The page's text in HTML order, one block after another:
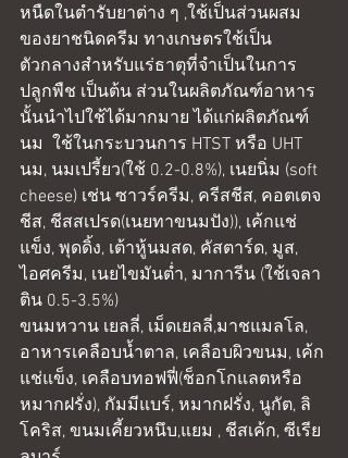
หนืดในตำรับยาต่าง ๆ ,ใช้เป็นส่วนผสม
ของยาชนิดครีม ทางเกษตรใช้เป็น
ตัวกลางสำหรับแร่ธาตุที่จำเป็นในการ
ปลูกพืช เป็นต้น ส่วนในผลิตภัณฑ์อาหาร
นั้นนำไปใช้ได้มากมาย ได้แก่ผลิตภัณฑ์
นม  ใช้ในกระบวนการ HTST หรือ UHT
นม, นมเปรี้ยว(ใช้ 0.2-0.8%), เนยนิ่ม (soft
cheese) เช่น ซาวร์ครีม, ครีสชีส, คอตเตจ
ชีส, ชีสสเปรด(เนยทาขนมปัง)), เค้กแช่
แข็ง, พุดดิ้ง, เต้าหู้นมสด, คัสตาร์ด, มูส,
ไอศครีม, เนยไขมันต่ำ, มาการีน (ใช้เจลา
ติน 0.5-3.5%)
ขนมหวาน เยลลี่, เม็ดเยลลี่,มาชแมลโล,
อาหารเคลือบน้ำตาล, เคลือบผิวขนม, เค้ก
แช่แข็ง, เคลือบทอฟฟี่(ช็อกโกแลตหรือ
หมากฝรั่ง), กัมมีแบร์, หมากฝรั่ง, นูกัต, ลิ
โคริส, ขนมเคี้ยวหนึบ,แยม , ชีสเค้ก, ซีเรีย